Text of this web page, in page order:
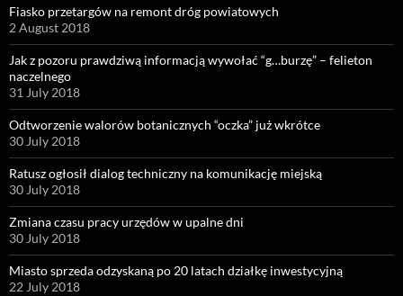
Fiasko przetargów na remont dróg powiatowych
2 August 2018
Jak z pozoru prawdziwą informacją wywołać “g…burzę” – felieton
naczelnego
31 July 2018
Odtworzenie walorów botanicznych “oczka” już wkrótce
30 July 2018
Ratusz ogłosił dialog techniczny na komunikację miejską
30 July 2018
Zmiana czasu pracy urzędów w upalne dni
30 July 2018
Miasto sprzeda odzyskaną po 20 latach działkę inwestycyjną
22 July 2018